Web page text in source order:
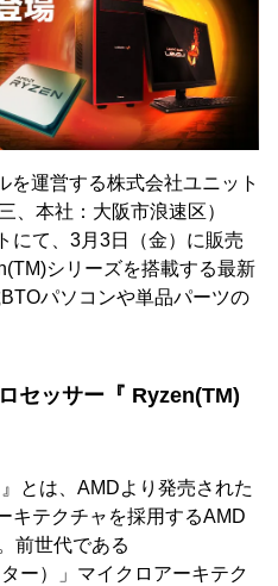
を運営する株式会社ユニット
、本社：大阪市浪速区）
にて、3月3日（金）に販売
シリーズを搭載する最新
パソコンや単品パーツの
セッサー『 Ryzen(TM)
とは、AMDより発売された
キテクチャを採用するAMD
前世代である
ー）」マイクロアーキテク